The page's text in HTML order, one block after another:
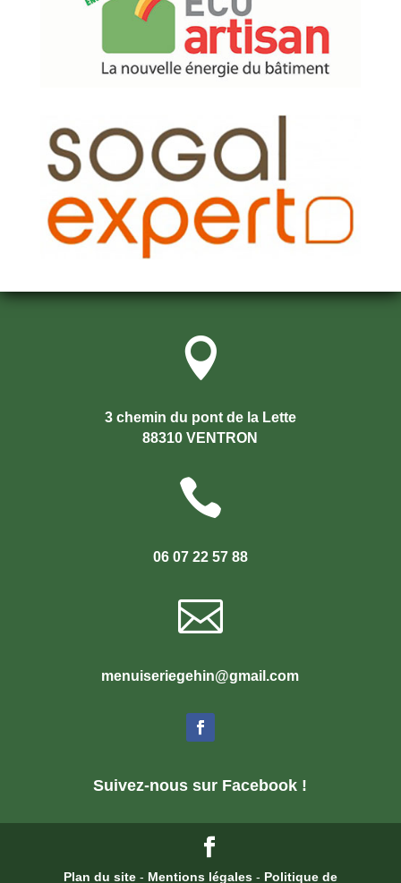

3 chemin du pont de la Lette
88310 VENTRON

06 07 22 57 88

menuiseriegehin@gmail.com
Suivez-nous sur Facebook !
Plan du site- Mentions légales - Politique de